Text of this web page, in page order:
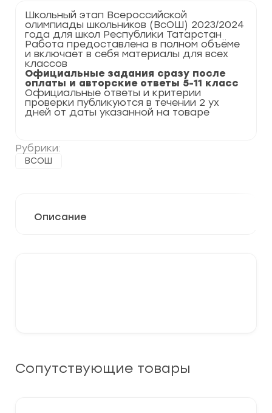
Школьный этап Всероссийской
олимпиады школьников (ВсОШ) 2023/2024
года для школ Республики Татарстан
Работа предоставлена в полном объёме
и включает в себя материалы для всех
классов
Официальные задания сразу после
оплаты и авторские ответы 5-11 класс
Официальные ответы и критерии
проверки публикуются в течении 2 ух
дней от даты указанной на товаре
Рубрики:
ВСОШ
языку
2023-
2024
г.
Республика
Татарстан
16
регион
Описание
Сопутствующие товары